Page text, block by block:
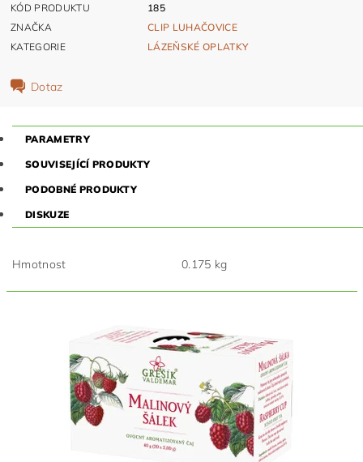
KÓD PRODUKTU
185
ZNAČKA
CLIP LUHAČOVICE
KATEGORIE
LÁZEŇSKÉ OPLATKY
Dotaz
PARAMETRY
SOUVISEJÍCÍ PRODUKTY
PODOBNÉ PRODUKTY
DISKUZE
Hmotnost 0.175 kg